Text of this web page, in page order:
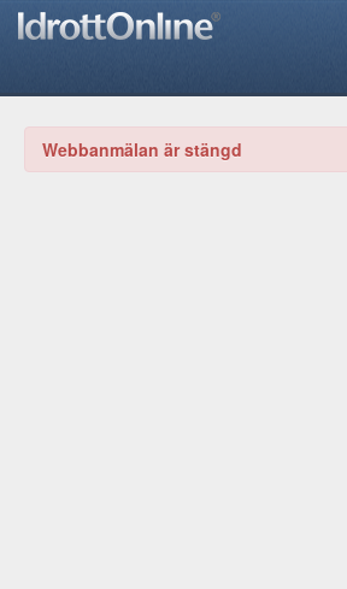
Webbanmälan är stängd